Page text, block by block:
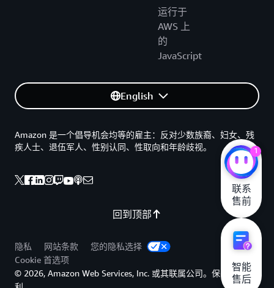
运行于
AWS 上
的
JavaScript
English
回到顶部
Amazon 是一个倡导机会均等的雇主：反对少数族裔、妇女、残
疾人士、退伍军人、性别认同、性取向和年龄歧视。
隐私 网站条款
您的隐私选择
Cookie 首选项
© 2026, Amazon Web Services, Inc. 或其联属公司。保留所有权
1
联系
售前
智能
售后